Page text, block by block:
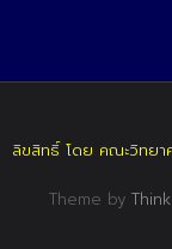
ลิขสิทธิ์ โดย คณะวิทยา
Theme by